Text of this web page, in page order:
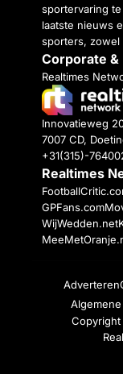
sportervaring
laatste nieuws
sporters, zowel
Corporate &
Realtimes
Innovatieweg
7007 CD,
+31(315)-
Realtimes
GPFans.com
WijWedden.net
Adverteren